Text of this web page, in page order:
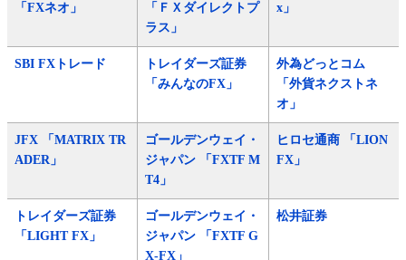
「FXネオ」
「ＦＸダイレクトプ
ラス」
x」
SBI FXトレード
トレイダーズ証券
「みんなのFX」
外為どっとコム
「外貨ネクストネ
オ」
JFX 「MATRIX TR
ADER」
ゴールデンウェイ・
ジャパン 「FXTF M
T4」
ヒロセ通商 「LION
FX」
トレイダーズ証券
「LIGHT FX」
ゴールデンウェイ・
ジャパン 「FXTF G
X-FX」
松井証券